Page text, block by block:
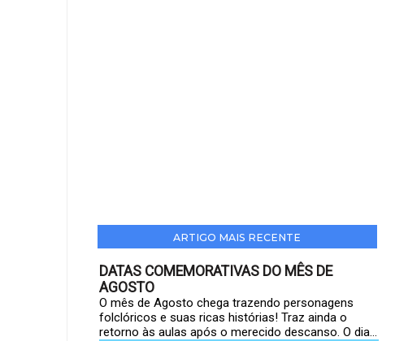
ARTIGO MAIS RECENTE
DATAS COMEMORATIVAS DO MÊS DE
AGOSTO
O mês de Agosto chega trazendo personagens
folclóricos e suas ricas histórias! Traz ainda o
retorno às aulas após o merecido descanso. O dia...